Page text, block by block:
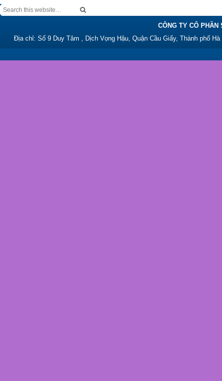
CÔNG TY CỔ
Địa chỉ: Số 9 Duy Tâm , Dịch Vọng Hậu, Quận Cầu Giấy, Thành phố